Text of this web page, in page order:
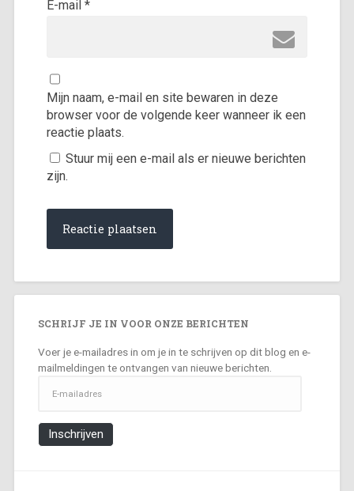
E-mail*
Mijn naam, e-mail en site bewaren in deze
browser voor de volgende keer wanneer ik een
reactie plaats.
Stuur mij een e-mail als er nieuwe berichten
zijn.
SCHRIJF JE IN VOOR ONZE BERICHTEN
Voer je e-mailadres in om je in te schrijven op dit blog en e-
mailmeldingen te ontvangen van nieuwe berichten.
mailadres
Inschrijven